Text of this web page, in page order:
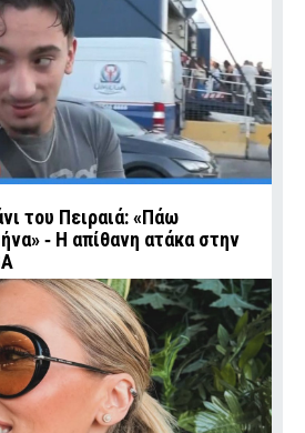
του Πειραιά: «Πάω
‑ Η απίθανη ατάκα στην